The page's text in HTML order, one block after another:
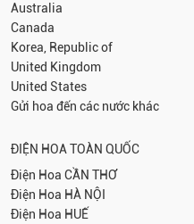
Australia
Canada
Korea, Republic of
United Kingdom
United States
Gửi hoa đến các nước khác
ĐIỆN HOA TOÀN QUỐC
Điện Hoa CẦN THƠ
Điện Hoa HÀ NỘI
Điện Hoa HUẾ